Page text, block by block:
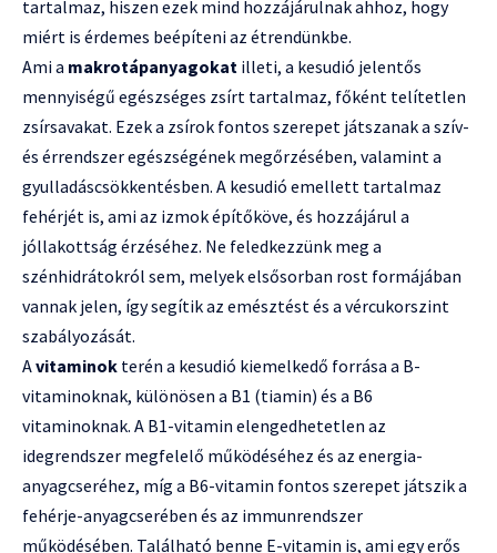
tartalmaz, hiszen ezek mind hozzájárulnak ahhoz, hogy
miért is érdemes beépíteni az étrendünkbe.
Ami a makrotápanyagokat illeti, a kesudió jelentős
mennyiségű egészséges zsírt tartalmaz, főként telítetlen
zsírsavakat. Ezek a zsírok fontos szerepet játszanak a szív-
és érrendszer egészségének megőrzésében, valamint a
gyulladáscsökkentésben. A kesudió emellett tartalmaz
fehérjét is, ami az izmok építőköve, és hozzájárul a
jóllakottság érzéséhez. Ne feledkezzünk meg a
szénhidrátokról sem, melyek elsősorban rost formájában
vannak jelen, így segítik az emésztést és a vércukorszint
szabályozását.
Avitaminok terén a kesudió kiemelkedő forrása a B-
vitaminoknak, különösen a B1 (tiamin) és a B6
vitaminoknak. A B1-vitamin elengedhetetlen az
idegrendszer megfelelő működéséhez és az energia-
anyagcseréhez, míg a B6-vitamin fontos szerepet játszik a
fehérje-anyagcserében és az immunrendszer
működésében. Található benne E-vitamin is, ami egy erős